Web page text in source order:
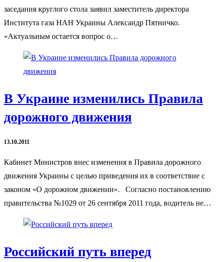
заседания круглого стола заявил заместитель директора
Института газа НАН Украины Александр Пятничко.
«Актуальным остается вопрос о…
В Украине изменились Правила
дорожного движения
13.10.2011
Кабинет Министров внес изменения в Правила дорожного
движения Украины с целью приведения их в соответствие с
законом «О дорожном движении». Согласно постановлению
правительства №1029 от 26 сентября 2011 года, водитель не…
Российский путь вперед